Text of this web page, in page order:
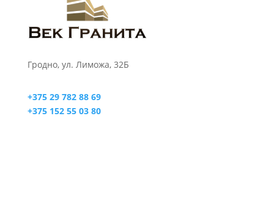
Гродно, ул. Лиможа, 32Б
+375 29 782 88 69
+375 152 55 03 80